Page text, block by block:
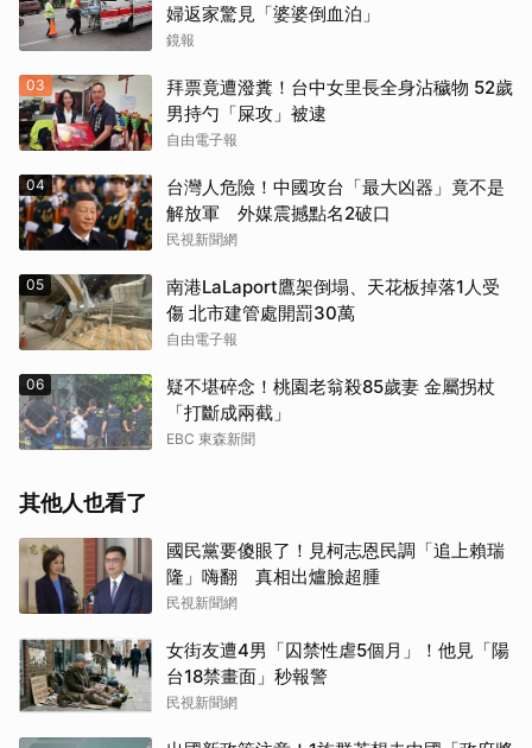
婦返家驚見「婆婆倒血泊」
鏡報
03
拜票竟遭潑糞！台中女里長全身沾穢物 52歲
男持勺「屎攻」被逮
自由電子報
04
台灣人危險！中國攻台「最大凶器」竟不是
解放軍 外媒震撼點名2破口
民視新聞網
05
南港LaLaport鷹架倒塌、天花板掉落1人受
傷 北市建管處開罰30萬
自由電子報
06
疑不堪碎念！桃園老翁殺85歲妻 金屬拐杖
「打斷成兩截」
EBC 東森新聞
其他人也看了
國民黨要傻眼了！見柯志恩民調「追上賴瑞
隆」嗨翻 真相出爐臉超腫
民視新聞網
女街友遭4男「囚禁性虐5個月」！他見「陽
台18禁畫面」秒報警
民視新聞網